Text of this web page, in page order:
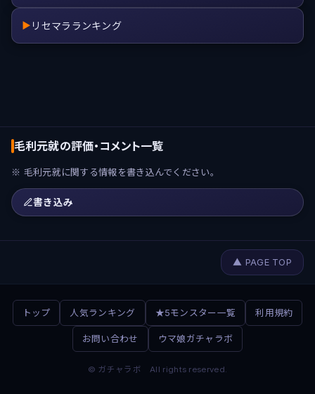
▶ リセマラランキング
毛利元就の評価・コメント一覧
※ 毛利元就に関する情報を書き込んでください。
書き込み
▲ PAGE TOP
トップ 人気ランキング ★5モンスター一覧 利用規約
お問い合わせ ウマ娘ガチャラボ
© ガチャラボ All rights reserved.